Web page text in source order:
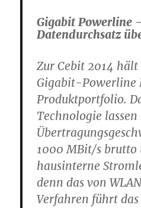
Gigabit Powerline
Datendurchsatz
Zur Cebit 2014
Gigabit-Powerline
Produktportfolio.
Technologie lassen
1000 MBit/s brutto
hausinterne
denn das von
Verfahren führt